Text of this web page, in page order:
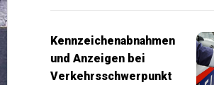
Kennzeichenabnahmen
und Anzeigen bei
Verkehrsschwerpunkt